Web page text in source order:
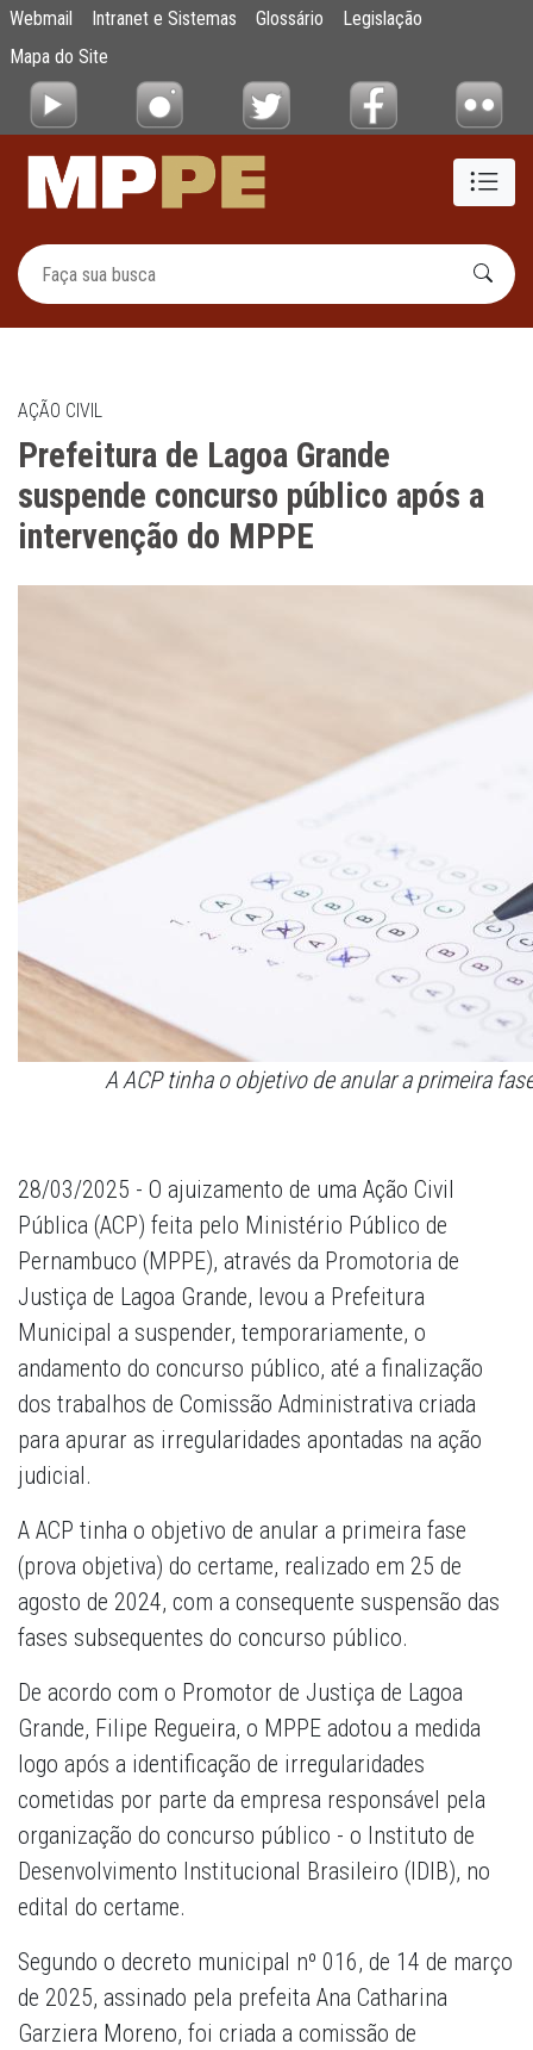
Pular para o Conteúdo principal
Prefeitura de Lagoa Grande suspende
Webmail Intranet e Sistemas Glossário
Legislação
Mapa do Site
AÇÃO CIVIL
Prefeitura de Lagoa Grande
suspende concurso público após a
intervenção do MPPE
A ACP tinha o objetivo de anular a primeira
28/03/2025 - O ajuizamento de uma Ação Civil
Pública (ACP) feita pelo Ministério Público de
Pernambuco (MPPE), através da Promotoria de
Justiça de Lagoa Grande, levou a Prefeitura
Municipal a suspender, temporariamente, o
andamento do concurso público, até a finalização
dos trabalhos de Comissão Administrativa criada
para apurar as irregularidades apontadas na ação
judicial.
A ACP tinha o objetivo de anular a primeira fase
(prova objetiva) do certame, realizado em 25 de
agosto de 2024, com a consequente suspensão das
fases subsequentes do concurso público.
De acordo com o Promotor de Justiça de Lagoa
Grande, Filipe Regueira, o MPPE adotou a medida
logo após a identificação de irregularidades
cometidas por parte da empresa responsável pela
organização do concurso público - o Instituto de
Desenvolvimento Institucional Brasileiro (IDIB), no
edital do certame.
Segundo o decreto municipal nº 016, de 14 de março
de 2025, assinado pela prefeita Ana Catharina
Garziera Moreno, foi criada a comissão de